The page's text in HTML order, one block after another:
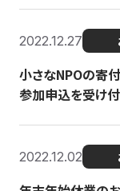
2022.12.27
小さなNPOの寄
参加申込を受け付
2022.12.02